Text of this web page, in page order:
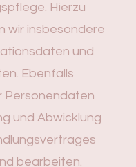
Hierzu
wir insbesondere
und
Ebenfalls
Personendaten
und Abwicklung
bearbeiten.